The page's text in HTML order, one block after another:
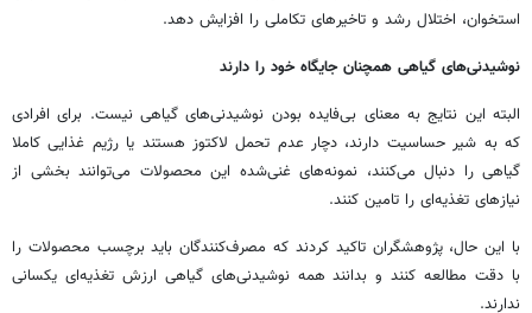
استخوان، اختلال رشد و تاخیرهای تکاملی را افزایش دهد.
نوشیدنی‌های گیاهی همچنان جایگاه خود را دارند
البته این نتایج به معنای بی‌فایده بودن نوشیدنی‌های گیاهی نیست. برای افرادی
که به شیر حساسیت دارند، دچار عدم تحمل لاکتوز هستند یا رژیم غذایی کاملا
گیاهی را دنبال می‌کنند، نمونه‌های غنی‌شده این محصولات می‌توانند بخشی از
نیازهای تغذیه‌ای را تامین کنند.
با این حال، پژوهشگران تاکید کردند که مصرف‌کنندگان باید برچسب محصولات را
با دقت مطالعه کنند و بدانند همه نوشیدنی‌های گیاهی ارزش تغذیه‌ای یکسانی
ندارند.